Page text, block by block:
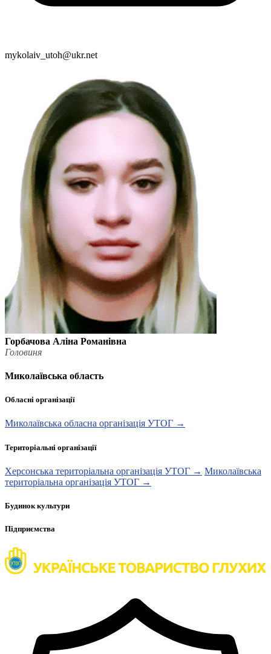
mykolaiv_utoh@ukr.net
Горбачова Аліна Романівна
Головиня
Миколаївська область
Обласні організації
Миколаївська обласна організація УТОГ →
Територіальні організації
Херсонська територіальна організація УТОГ → Миколаївська
територіальна організація УТОГ →
Будинок культури
Підприємства